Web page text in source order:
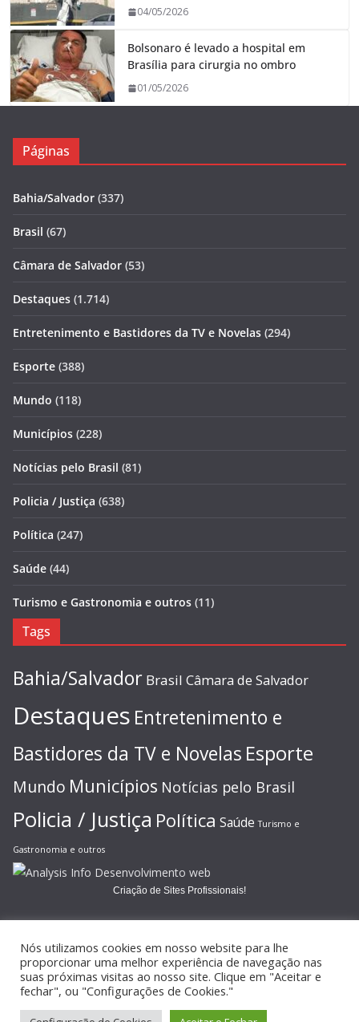
04/05/2026
Bolsonaro é levado a hospital em
Brasília para cirurgia no ombro
01/05/2026
Páginas
Bahia/Salvador (337)
Brasil (67)
Câmara de Salvador (53)
Destaques (1.714)
Entretenimento e Bastidores da TV e Novelas (294)
Esporte (388)
Mundo (118)
Municípios (228)
Notícias pelo Brasil (81)
Policia / Justiça (638)
Política (247)
Saúde (44)
Turismo e Gastronomia e outros (11)
Tags
Bahia/Salvador Brasil Câmara de Salvador
Destaques Entretenimento e
Bastidores da TV e Novelas Esporte
Mundo Municípios Notícias pelo Brasil
Policia / Justiça Política Saúde Turismo e
Gastronomia e outros
Criação de Sites Profissionais!
Copyright © 2026JORNAL GAZETA ONLINE
reservados.
Nós utilizamos cookies em nosso website para lhe
proporcionar uma melhor experiência de navegação nas
suas próximas visitas ao nosso site. Clique em "Aceitar e
fechar", ou "Configurações de Cookies."